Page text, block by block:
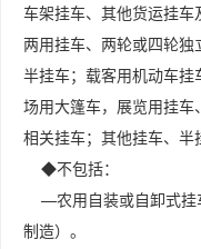
车架挂车、其他货运挂
两用挂车、两轮或四轮
半挂车；载客用机动车
场用大篷车，展览用挂
相关挂车；其他挂车、半
◆不包括：
—农用自装或自卸式挂
制造）。